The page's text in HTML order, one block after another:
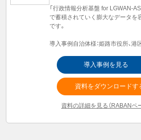
「行政情報分析基盤 for LGWAN-
で蓄積されていく膨大なデータを
です。
導入事例自治体様：姫路市役所、
導入事例を見る
資料をダウンロードす
資料の詳細を見る（RABANペ